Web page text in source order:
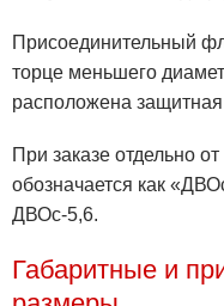
Присоединительный
торце меньшего
расположена защитная
При заказе отдельно
обозначается как
ДВОс-5,6.
Габаритные и